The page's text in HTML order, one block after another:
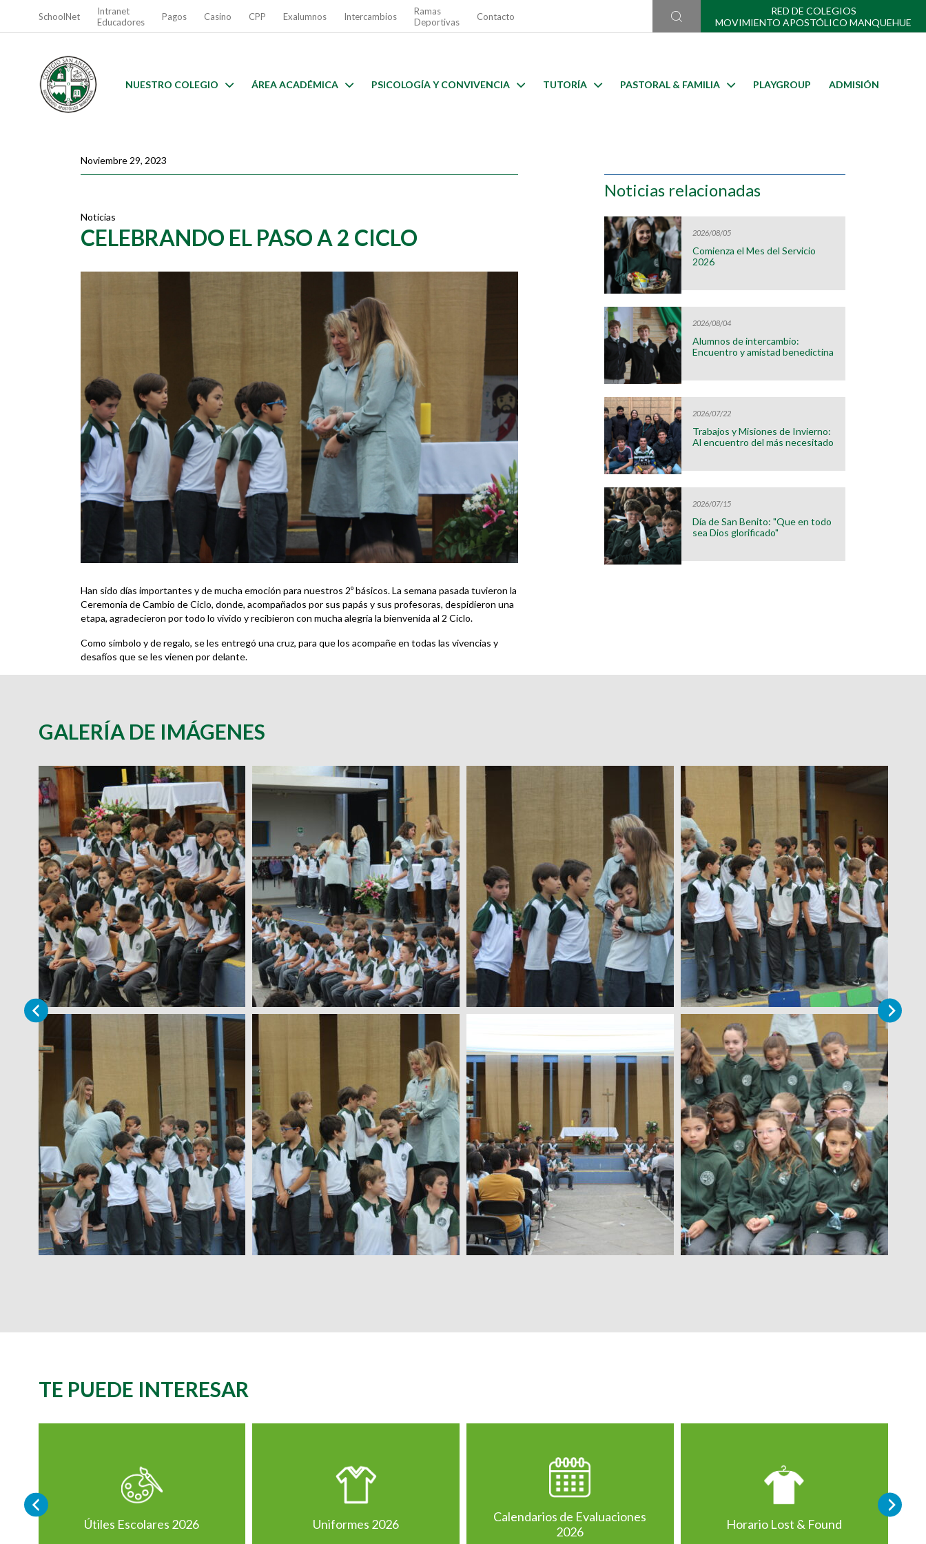
SchoolNet
Intranet
Educadores
Pagos Casino CPP Exalumnos Intercambios
Ramas
Deportivas
Contacto
RED DE COLEGIOS
MOVIMIENTO APOSTÓLICO MANQUEHUE
NUESTRO COLEGIO ÁREA ACADÉMICA PSICOLOGÍA Y CONVIVENCIA TUTORÍA PASTORAL & FAMILIA PLAYGROUP ADMISIÓN
Noviembre 29, 2023
Noticias
CELEBRANDO EL PASO A 2 CICLO
Han sido días importantes y de mucha emoción para nuestros 2º básicos. La semana pasada tuvieron la
Ceremonia de Cambio de Ciclo, donde, acompañados por sus papás y sus profesoras, despidieron una
etapa, agradecieron por todo lo vivido y recibieron con mucha alegría la bienvenida al 2 Ciclo.
Como símbolo y de regalo, se les entregó una cruz, para que los acompañe en todas las vivencias y
desafíos que se les vienen por delante.
Noticias relacionadas
2026/08/05
Comienza el Mes del Servicio
2026
2026/08/04
Alumnos de intercambio:
Encuentro y amistad benedictina
2026/07/22
Trabajos y Misiones de Invierno:
Al encuentro del más necesitado
2026/07/15
Día de San Benito: "Que en todo
sea Dios glorificado"
GALERÍA DE IMÁGENES
TE PUEDE INTERESAR
Útiles Escolares 2026 Uniformes 2026
Calendarios de Evaluaciones
2026
Horario Lost & Found